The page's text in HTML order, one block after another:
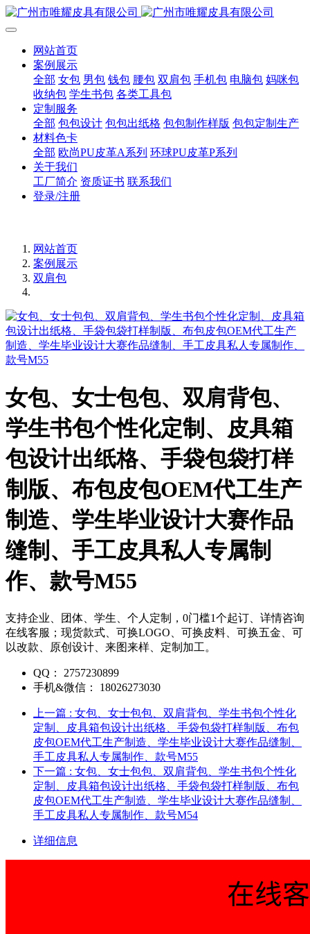
网站首页
案例展示
全部 女包 男包 钱包 腰包 双肩包 手机包 电脑包 妈咪包
收纳包 学生书包 各类工具包
定制服务
全部 包包设计 包包出纸格 包包制作样版 包包定制生产
材料色卡
全部 欧尚PU皮革A系列 环球PU皮革P系列
关于我们
工厂简介 资质证书 联系我们
登录/注册
网站首页
案例展示
双肩包
女包、女士包包、双肩背包、
学生书包个性化定制、皮具箱
包设计出纸格、手袋包袋打样
制版、布包皮包OEM代工生产
制造、学生毕业设计大赛作品
缝制、手工皮具私人专属制
作、款号M55
支持企业、团体、学生、个人定制，0门槛1个起订、详情咨询
在线客服；现货款式、可换LOGO、可换皮料、可换五金、可
以改款、原创设计、来图来样、定制加工。
QQ：
2757230899
手机&微信：
18026273030
上一篇 : 女包、女士包包、双肩背包、学生书包个性化
定制、皮具箱包设计出纸格、手袋包袋打样制版、布包
皮包OEM代工生产制造、学生毕业设计大赛作品缝制、
手工皮具私人专属制作、款号M55
下一篇 : 女包、女士包包、双肩背包、学生书包个性化
定制、皮具箱包设计出纸格、手袋包袋打样制版、布包
皮包OEM代工生产制造、学生毕业设计大赛作品缝制、
手工皮具私人专属制作、款号M54
详细信息